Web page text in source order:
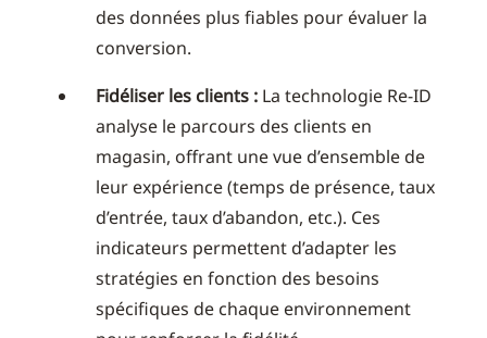
des données plus fiables pour évaluer la
conversion.
Fidéliser les clients : La technologie Re-ID
analyse le parcours des clients en
magasin, offrant une vue d’ensemble de
leur expérience (temps de présence, taux
d’entrée, taux d’abandon, etc.). Ces
indicateurs permettent d’adapter les
stratégies en fonction des besoins
spécifiques de chaque environnement